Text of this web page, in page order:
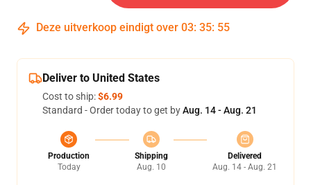
Deze uitverkoop eindigt over 03: 35: 54
Deliver to United States
Cost to ship:$6.99
Standard - Order today to get byAug. 14 - Aug. 21
Production
Today
Shipping
Aug. 10
Delivered
Aug. 14 - Aug. 21